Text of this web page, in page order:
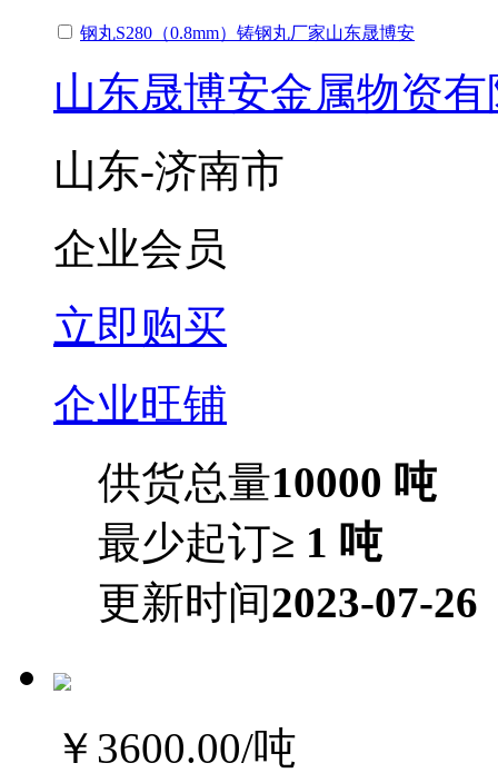
钢丸S280（0.8mm）铸钢丸厂家山东晟博安
山东晟博安金属物资
山东-济南市
企业会员
立即购买
企业旺铺
供货总量10000 吨
最少起订≥ 1 吨
更新时间2023-07-26
￥3600.00/吨